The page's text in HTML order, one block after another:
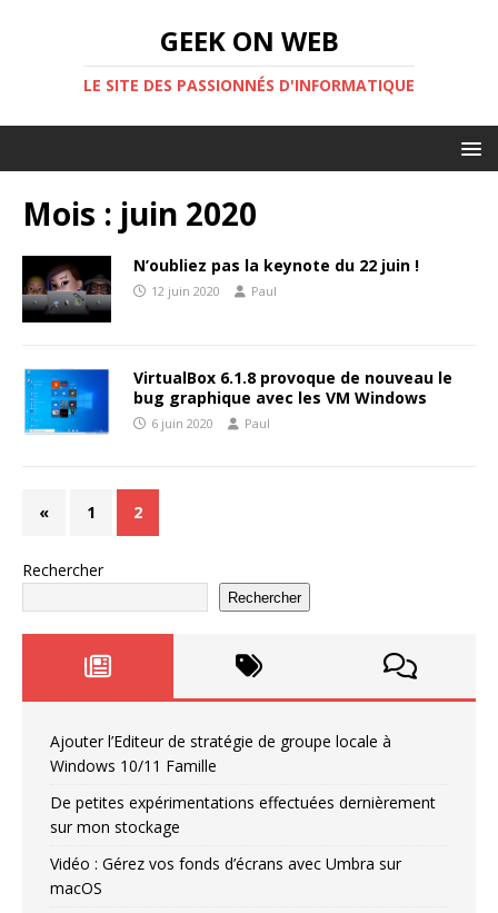
GEEK ON WEB
LE SITE DES PASSIONNÉS D'INFORMATIQUE
Mois : juin 2020
N’oubliez pas la keynote du 22 juin !
12 juin 2020 Paul
VirtualBox 6.1.8 provoque de nouveau le
bug graphique avec les VM Windows
6 juin 2020 Paul
« 1 2
Rechercher
Rechercher
Ajouter l’Editeur de stratégie de groupe locale à
Windows 10/11 Famille
De petites expérimentations effectuées dernièrement
sur mon stockage
Vidéo : Gérez vos fonds d’écrans avec Umbra sur
macOS